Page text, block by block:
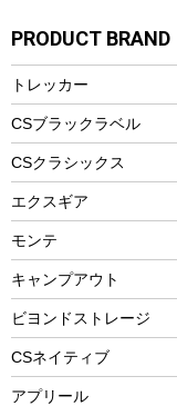
マグカップ、カップ
ステンレスボトル
フードボトル
トレー
ランチョンマット
ランチボックス
スプレー関係
ツール、他
ヘルメット
エアーポンプ
アクセサリー
自転車ウェア
パラソル
フローティングベスト
ヘルメット
エアーポンプ
ビーチテント
ウィンター
スノーシュー
防寒ウェア
トレッキング
湯たんぽ
防災用品
PRODUCT BRAND
トレッカー
CSブラックラベル
CSクラシックス
エクスギア
モンテ
キャンプアウト
ビヨンドストレージ
CSネイティブ
アプリール